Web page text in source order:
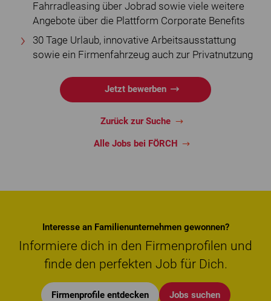
Fahrradleasing über Jobrad sowie viele weitere
Angebote über die Plattform Corporate Benefits
30 Tage Urlaub, innovative Arbeitsausstattung
sowie ein Firmenfahrzeug auch zur Privatnutzung
Jetzt bewerben
Zurück zur Suche
Alle Jobs bei FÖRCH
Interesse an Familienunternehmen gewonnen?
Informiere dich in den Firmenprofilen und
finde den perfekten Job für Dich.
Firmenprofile entdecken Jobs suchen